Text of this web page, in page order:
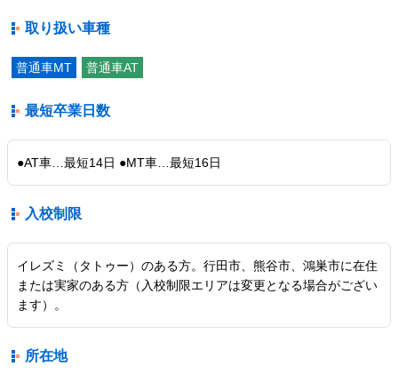
取り扱い車種
普通車MT 普通車AT
最短卒業日数
●AT車…最短14日 ●MT車…最短16日
入校制限
イレズミ（タトゥー）のある方。行田市、熊谷市、鴻巣市に在住
または実家のある方（入校制限エリアは変更となる場合がござい
ます）。
所在地